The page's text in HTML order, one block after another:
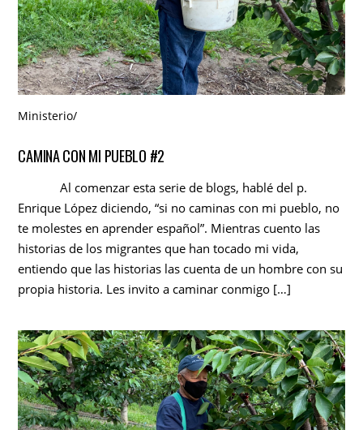
Ministerio/
CAMINA CON MI PUEBLO #2
Al comenzar esta serie de blogs, hablé del p.
Enrique López diciendo, “si no caminas con mi pueblo, no
te molestes en aprender español”. Mientras cuento las
historias de los migrantes que han tocado mi vida,
entiendo que las historias las cuenta de un hombre con su
propia historia. Les invito a caminar conmigo […]